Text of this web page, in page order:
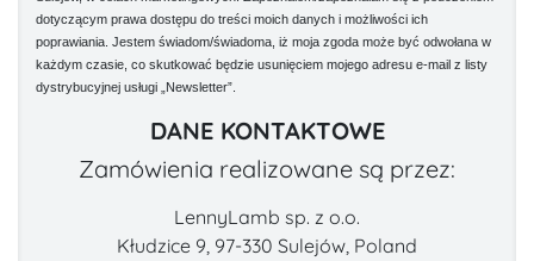
dotyczącym prawa dostępu do treści moich danych i możliwości ich
poprawiania. Jestem świadom/świadoma, iż moja zgoda może być odwołana w
każdym czasie, co skutkować będzie usunięciem mojego adresu e-mail z listy
dystrybucyjnej usługi „Newsletter”.
DANE KONTAKTOWE
Zamówienia realizowane są przez:
LennyLamb sp. z o.o.
Kłudzice 9, 97-330 Sulejów, Poland